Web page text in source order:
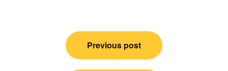
Nawigacja
Previous post